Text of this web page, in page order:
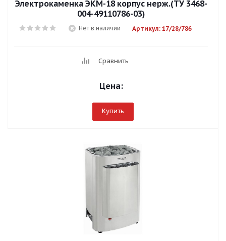
Электрокаменка ЭКМ-18 корпус нерж.(ТУ 3468-
004-49110786-03)
Нет в наличии Артикул: 17/28/786
Сравнить
Цена:
Купить